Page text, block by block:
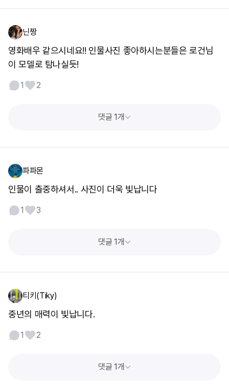
닌짱
영화배우 같으시네요!! 인물사진 좋아하시는분들은 로건님
이 모델로 탐나실듯!
1 2
댓글 1개
파파몬
인물이 출중하셔서.. 사진이 더욱 빛납니다
1 3
댓글 1개
티키(Tiky)
중년의 매력이 빛납니다.
1 2
댓글 1개